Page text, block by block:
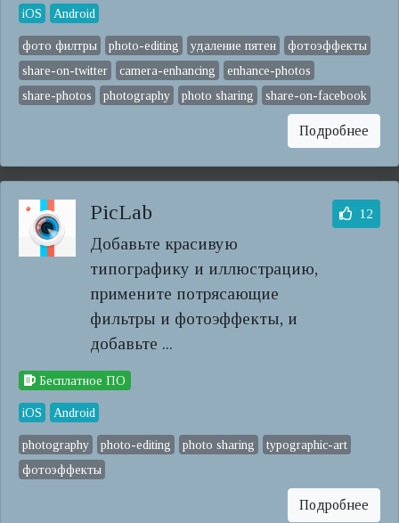
iOS Android
фото филтры photo-editing удаление пятен
фотоэффекты
share-on-twitter
camera-enhancing
enhance-photos
share-photos
photography photo sharing share-on-facebook
Подробнее
PicLab
Добавьте красивую
типографику и иллюстрацию,
примените потрясающие
фильтры и фотоэффекты, и
добавьте ...
12
Бесплатное ПО
iOS Android
photography photo-editing photo sharing
typographic-art
фотоэффекты
Подробнее